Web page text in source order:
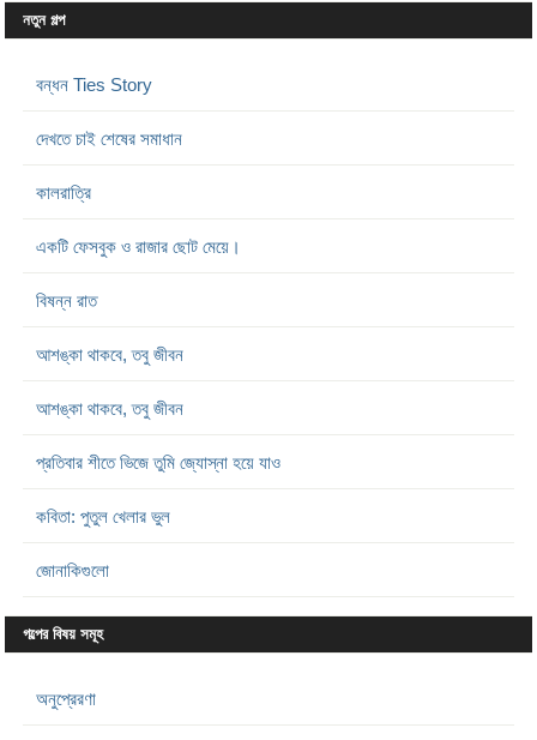
নতুন গল্প
বন্ধন Ties Story
দেখতে চাই শেষের সমাধান
কালরাত্রি
একটি ফেসবুক ও রাজার ছোট মেয়ে।
বিষন্ন রাত
আশঙ্কা থাকবে, তবু জীবন
আশঙ্কা থাকবে, তবু জীবন
প্রতিবার শীতে ভিজে তুমি জ্যোস্না হয়ে যাও
কবিতা: পুতুল খেলার ভুল
জোনাকিগুলো
গল্পের বিষয় সমূহ
অনুপ্রেরণা